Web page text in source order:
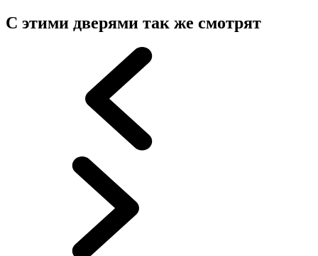
С этими дверями так же смотрят